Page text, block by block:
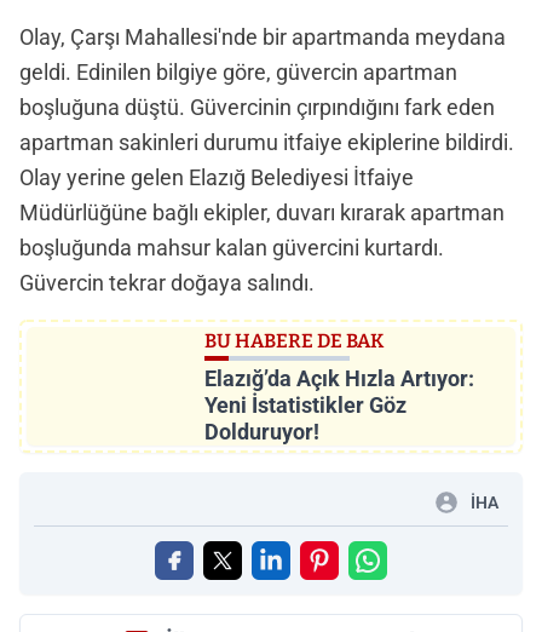
Olay, Çarşı Mahallesi'nde bir apartmanda meydana
geldi. Edinilen bilgiye göre, güvercin apartman
boşluğuna düştü. Güvercinin çırpındığını fark eden
apartman sakinleri durumu itfaiye ekiplerine bildirdi.
Olay yerine gelen Elazığ Belediyesi İtfaiye
Müdürlüğüne bağlı ekipler, duvarı kırarak apartman
boşluğunda mahsur kalan güvercini kurtardı.
Güvercin tekrar doğaya salındı.
BU HABERE DE BAK
Elazığ’da Açık Hızla Artıyor:
Yeni İstatistikler Göz
Dolduruyor!
İHA